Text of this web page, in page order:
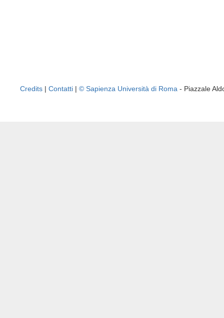
Credits | Contatti | © Sapienza Università di Roma - Piazzale